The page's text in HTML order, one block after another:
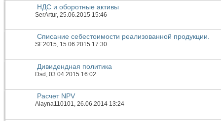
НДС и оборотные активы
SerArtur, 25.06.2015 15:46
Списание себестоимости реализованной продукции.
SE2015, 15.06.2015 17:30
Дивидендная политика
Dsd , 03.04.2015 16:02
Расчет NPV
Alayna110101, 26.06.2014 13:24